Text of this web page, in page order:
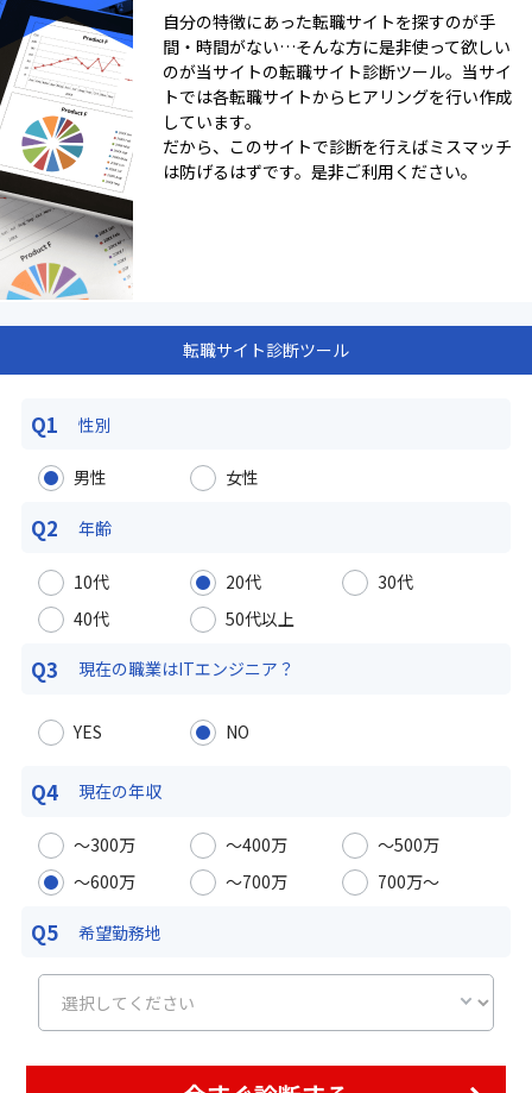
自分の特徴にあった転職サイトを探すのが手
間・時間がない…そんな方に是非使って欲しい
のが当サイトの転職サイト診断ツール。当サイ
トでは各転職サイトからヒアリングを行い作成
しています。
だから、このサイトで診断を行えばミスマッチ
は防げるはずです。是非ご利用ください。
転職サイト診断ツール
Q1 性別
男性 女性
Q2 年齢
10代 20代
30代
40代
50代以上
Q3 現在の職業はITエンジニア？
YES NO
Q4 現在の年収
〜300万 〜400万
〜500万
〜600万
〜700万 700万〜
Q5 希望勤務地